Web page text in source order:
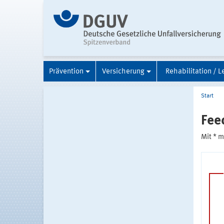
Prävention Versicherung Rehabilitation /
Start
Mit *